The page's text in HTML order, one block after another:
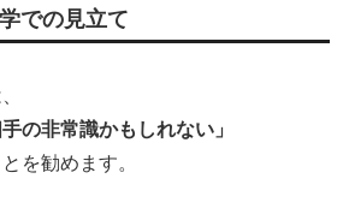
での見立て
の非常識かもしれない」
を勧めます。